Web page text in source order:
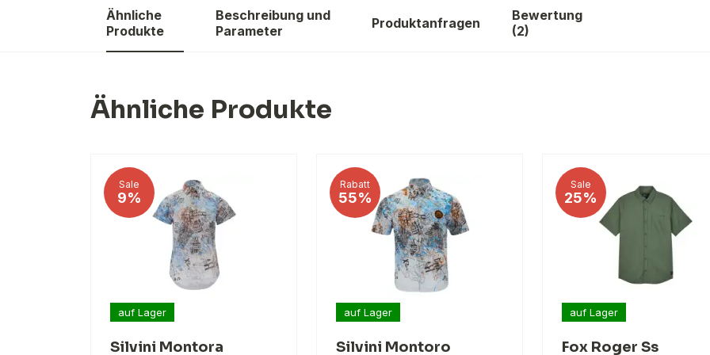
Ähnliche
Produkte
Beschreibung und
Parameter
Produktanfragen
Bewertung
(2)
Ähnliche Produkte
Sale
9%
auf Lager
Silvini Montora
Rabatt
55%
auf Lager
Silvini Montoro
Sale
25%
auf Lager
Fox Roger Ss